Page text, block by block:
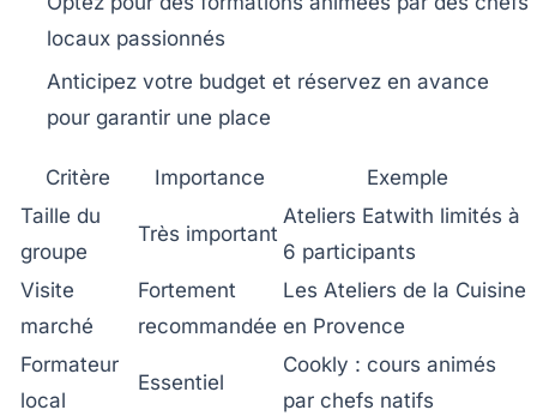
locaux passionnés
Anticipez votre budget et réservez en avance
pour garantir une place
Critère Importance
Exemple
Taille du
groupe
Très important
Ateliers Eatwith limités à
6 participants
Visite
marché
Fortement
recommandée
Les Ateliers de la Cuisine
en Provence
Formateur
local
Essentiel
Cookly : cours animés
par chefs natifs